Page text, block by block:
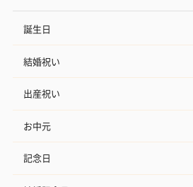
誕生日
結婚祝い
出産祝い
お中元
記念日